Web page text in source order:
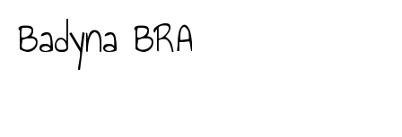
Badyna BRA